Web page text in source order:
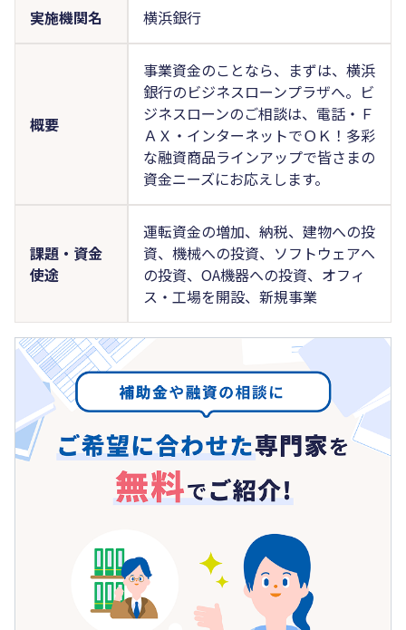
実施機関名 横浜銀行
概要
事業資金のことなら、まずは、横浜
銀行のビジネスローンプラザへ。ビ
ジネスローンのご相談は、電話・Ｆ
ＡＸ・インターネットでＯＫ！多彩
な融資商品ラインアップで皆さまの
資金ニーズにお応えします。
課題・資金
使途
運転資金の増加、納税、建物への投
資、機械への投資、ソフトウェアへ
の投資、OA機器への投資、オフィ
ス・工場を開設、新規事業